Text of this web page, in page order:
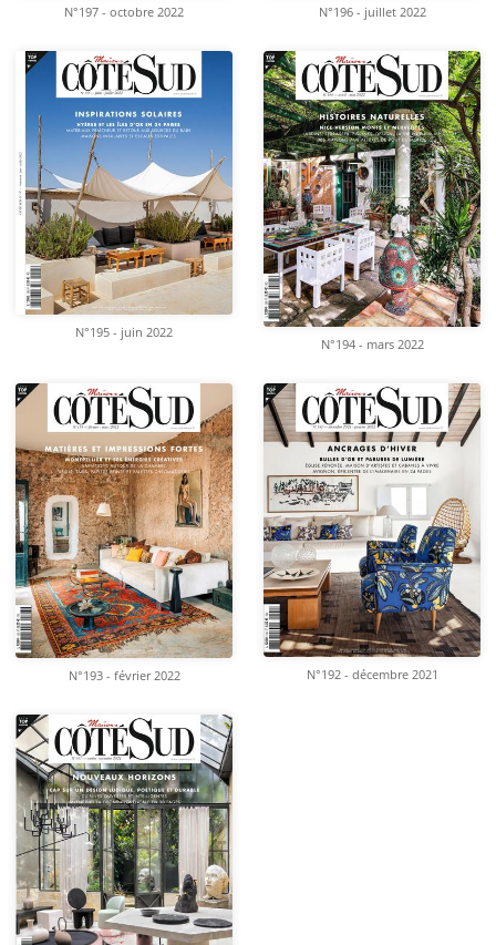
N°197 - octobre 2022 N°196 - juillet 2022
N°195 - juin 2022
N°194 - mars 2022
N°193 - février 2022 N°192 - décembre 2021